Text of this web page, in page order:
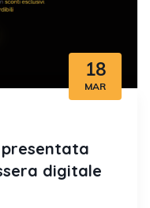
18
MAR
digitale